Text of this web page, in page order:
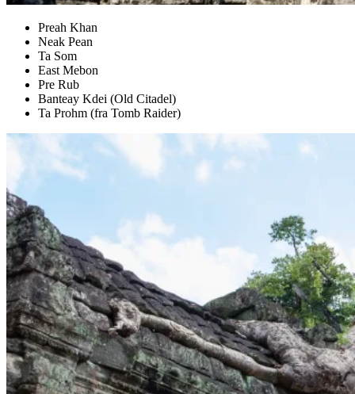
Preah Khan
Neak Pean
Ta Som
East Mebon
Pre Rub
Banteay Kdei (Old Citadel)
Ta Prohm (fra Tomb Raider)